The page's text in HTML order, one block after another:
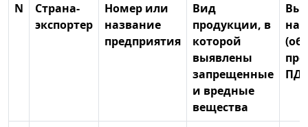
N
Страна-
экспортер
Номер или
название
предприятия
Вид
продукции, в
которой
выявлены
запрещенные
и вредные
вещества